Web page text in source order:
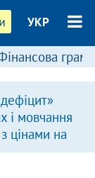
УКР
і мовчання
цінами на